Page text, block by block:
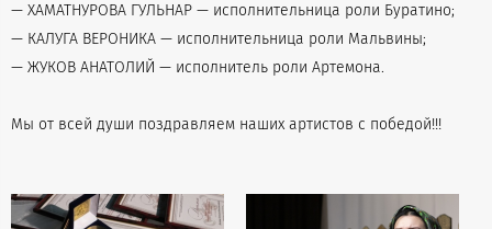
— ХАМАТНУРОВА ГУЛЬНАР — исполнительница роли Буратино;
— КАЛУГА ВЕРОНИКА — исполнительница роли Мальвины;
— ЖУКОВ АНАТОЛИЙ — исполнитель роли Артемона.
Мы от всей души поздравляем наших артистов с победой!!!